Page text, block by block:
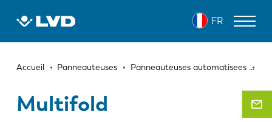
FR
Fil
Accueil Panneauteuses Panneauteuses automatisees
Multifold
MULTIFOLD
MACHINES DE DÉCOUPE LASER
PRESSES PLIEUSES